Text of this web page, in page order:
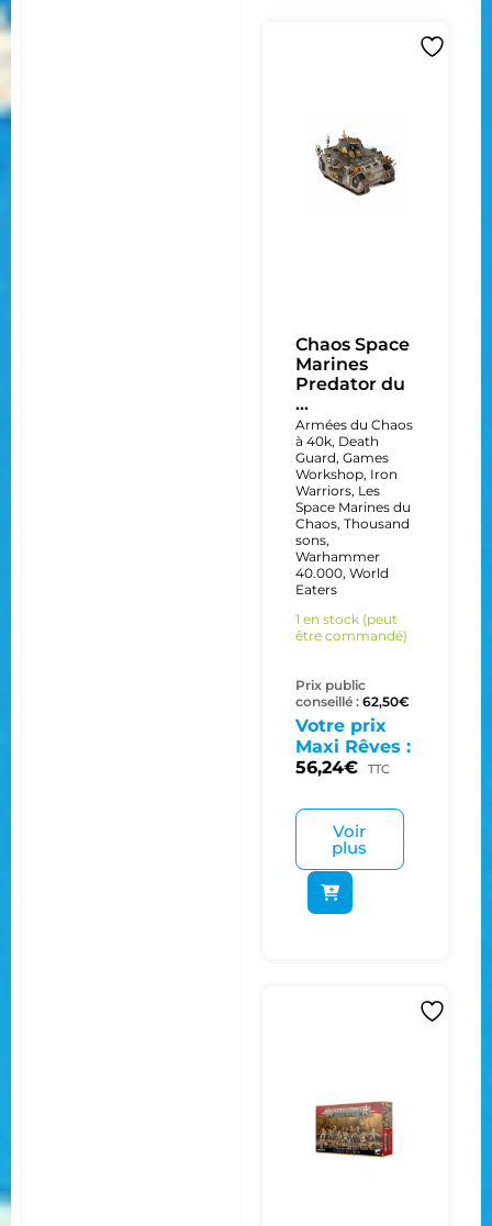
Chaos Space
Marines
Predator du
...
Armées du Chaos
à 40k, Death
Guard, Games
Workshop, Iron
Warriors, Les
Space Marines du
Chaos, Thousand
sons,
Warhammer
40.000, World
Eaters
1 en stock (peut
être commandé)
Prix public
conseillé : 62,50€
Votre prix
Maxi Rêves :
56,24€ TTC
Voir
plus